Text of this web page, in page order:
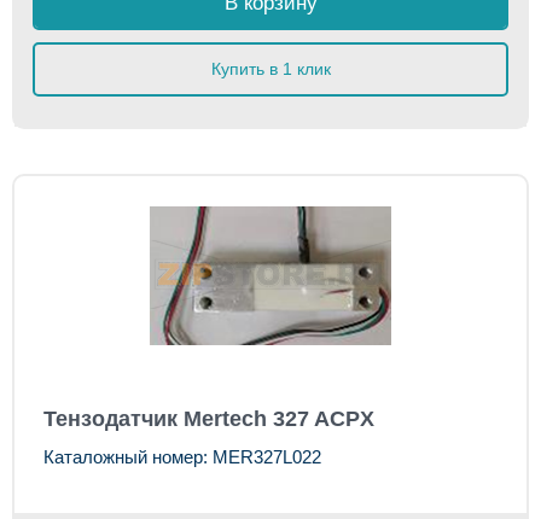
Купить в 1 клик
Тензодатчик Mertech 327 ACPX
Каталожный номер: MER327L022